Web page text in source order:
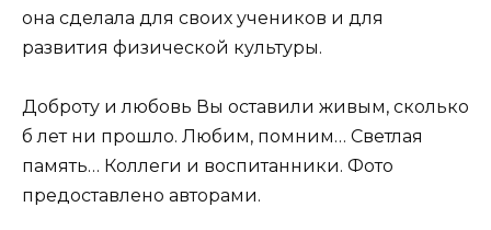
она сделала для своих учеников и для
развития физической культуры.
Доброту и любовь Вы оставили живым, сколько
б лет ни прошло. Любим, помним… Светлая
память… Коллеги и воспитанники. Фото
предоставлено авторами.